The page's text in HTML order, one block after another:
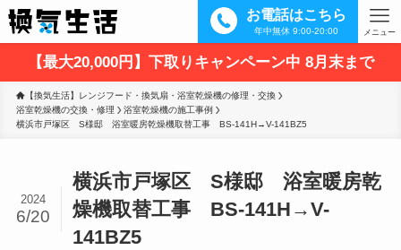
お電話はこちら
年中無休 9:00-20:00 メニュー
【最大20,000円】下取りキャンペーン中 8月末まで
【換気生活】レンジフード・換気扇・浴室乾燥機の修理・交換
浴室乾燥機の交換・修理
浴室乾燥機の施工事例
横浜市戸塚区　S様邸　浴室暖房乾燥機取替工事　BS-141H→V-141BZ5
横浜市戸塚区 S様邸 浴室暖房乾
燥機取替工事 BS-141H→V-
141BZ5
2024
6/20